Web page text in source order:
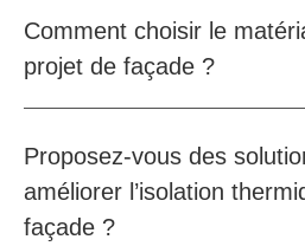
Comment choisir le
projet de façade ?
Proposez-vous des
améliorer l’isolation
façade ?